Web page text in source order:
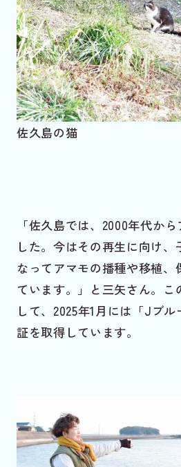
佐久島の猫
「佐久島では、2000年代か
した。今はその再生に向け、
なってアマモの播種や移植
ています。」と三矢さん。
して、2025年1月には「Jブ
証を取得しています。